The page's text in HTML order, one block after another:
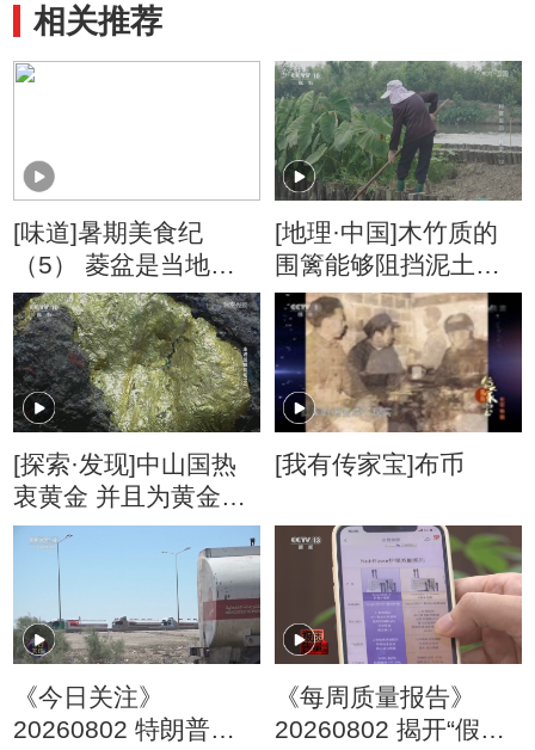
相关推荐
[味道]暑期美食纪
（5） 菱盆是当地人
采摘菱角的唯一工具
[地理·中国]木竹质的
围篱能够阻挡泥土流
失
[探索·发现]中山国热
衷黄金 并且为黄金赋
予神的属性
[我有传家宝]布币
《今日关注》
20260802 特朗普叫
《每周质量报告》
20260802 揭开“假洋